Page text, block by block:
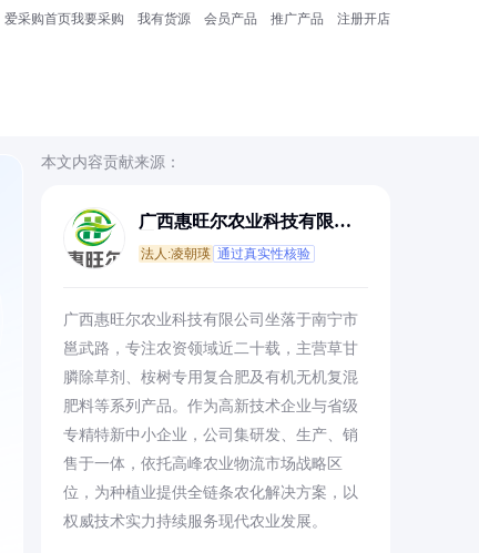
爱采购首页我要采购 我有货源 会员产品 推广产品 注册开店
本文内容贡献来源：
广西惠旺尔农业科技有限公
法人:凌朝瑛 通过真实性核验
广西惠旺尔农业科技有限公司坐落于南宁市
邕武路，专注农资领域近二十载，主营草甘
膦除草剂、桉树专用复合肥及有机无机复混
肥料等系列产品。作为高新技术企业与省级
专精特新中小企业，公司集研发、生产、销
售于一体，依托高峰农业物流市场战略区
位，为种植业提供全链条农化解决方案，以
权威技术实力持续服务现代农业发展。